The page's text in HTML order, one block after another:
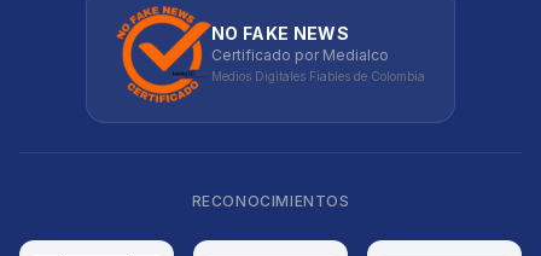
NO FAKE NEWS
Certificado por Medialco
Medios Digitales Fiables de Colombia
RECONOCIMIENTOS